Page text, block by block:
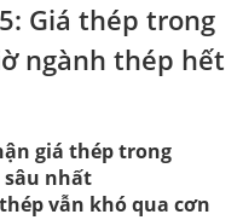
Giá thép trong
ngành thép hết
giá thép trong
sâu nhất
vẫn khó qua cơn